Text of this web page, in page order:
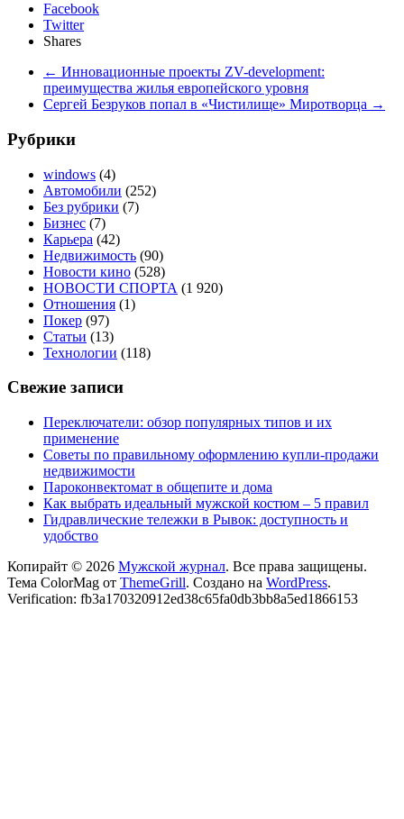
Facebook
Twitter
Shares
← Инновационные проекты ZV-development:
преимущества жилья европейского уровня
Сергей Безруков попал в «Чистилище» Миротворца →
Рубрики
windows (4)
Автомобили (252)
Без рубрики (7)
Бизнес (7)
Карьера (42)
Недвижимость (90)
Новости кино (528)
НОВОСТИ СПОРТА (1 920)
Отношения (1)
Покер (97)
Статьи (13)
Технологии (118)
Свежие записи
Переключатели: обзор популярных типов и их
применение
Советы по правильному оформлению купли-продажи
недвижимости
Пароконвектомат в общепите и дома
Как выбрать идеальный мужской костюм – 5 правил
Гидравлические тележки в Рывок: доступность и
удобство
Копирайт © 2026 Мужской журнал. Все права защищены.
Тема ColorMag от ThemeGrill. Создано на WordPress.
Verification: fb3a170320912ed38c65fa0db3bb8a5ed1866153